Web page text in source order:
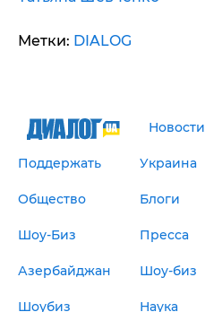
Метки: DIALOG
Новости
Поддержать Украина
Общество Блоги
Шоу-Биз Пресса
Азербайджан Шоу-биз
Шоубиз Наука